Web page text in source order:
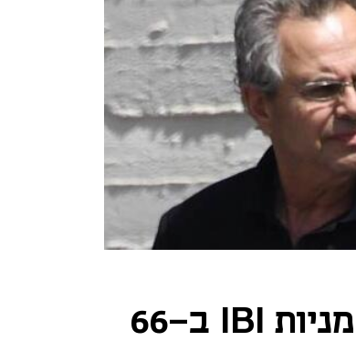
קובי אלכסנדר מכר מניות IBI ב-66